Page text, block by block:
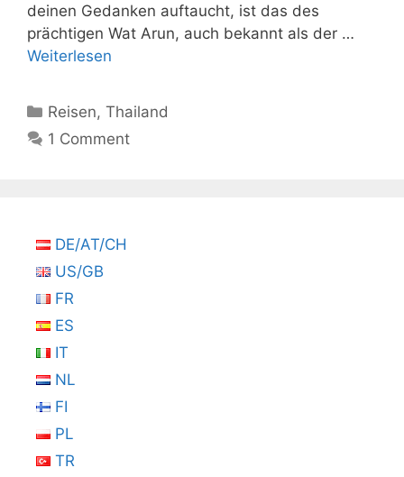
deinen Gedanken auftaucht, ist das des
prächtigen Wat Arun, auch bekannt als der …
Weiterlesen
Kategorien
Reisen,Thailand
1 Comment
DE/AT/CH
US/GB
FR
ES
IT
NL
FI
PL
TR